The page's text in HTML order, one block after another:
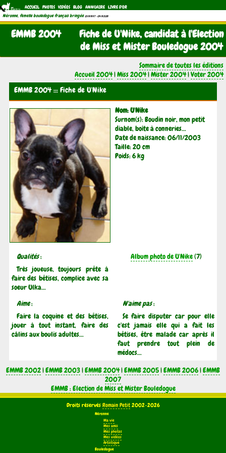
ACCUEIL PHOTOS VIDÉOS BLOG ANNUAIRE LIVRE D'OR
Néronne, femelle bouledogue français bringée (21/11/1997 - 04/11/2011)
EMMB 2004
Fiche de U'Nike, candidat à l'Election
de Miss et Mister Bouledogue 2004
Sommaire de toutes les éditions
Accueil 2004|Miss 2004|Mister 2004|Voter 2004
EMMB 2004 ::: Fiche de U'Nike
Nom: U'Nike
Surnom(s): Boudin noir, mon petit
diable, boîte à conneries...
Date de naissance: 06/11/2003
Taille: 20 cm
Poids: 6 kg
Qualités:
Très joueuse, toujours prête à
faire des bêtises, complice avec sa
soeur Ulka...
Album photo de U'Nike(7)
Aime:
Faire la coquine et des bêtises,
jouer à tout instant, faire des
câlins aux boulis adultes...
N'aime pas:
Se faire disputer car pour elle
c'est jamais elle qui a fait les
bêtises, être malade car après il
faut prendre tout plein de
médocs...
EMMB 2002|EMMB 2003|EMMB 2004|EMMB 2005|EMMB 2006|EMMB
2007
EMMB : Election de Miss et Mister Bouledogue
Droits réservés Romain Petit2002-2026
Néronne
Ma vie
Mes amis
Mes photos
Mes vidéos
Artistique
Bouledogue